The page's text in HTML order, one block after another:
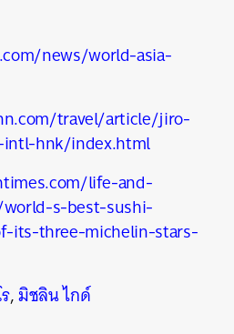
news/world-asia-
travel/article/jiro-
hnk/index.html
life-and-
s-best-sushi-
its-three-michelin-stars-
,มิชลิน ไกด์